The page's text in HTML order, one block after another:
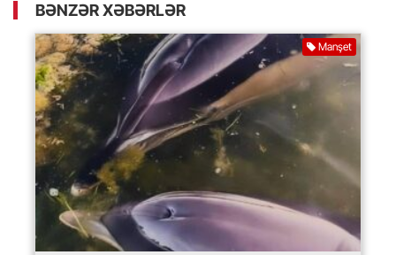
BƏNZƏR XƏBƏRLƏR
Manşet